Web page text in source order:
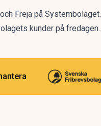
Freja på Systembolaget.
kunder på fredagen.